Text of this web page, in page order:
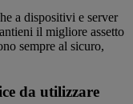
a dispositivi e server
il migliore assetto
sempre al sicuro,
da utilizzare